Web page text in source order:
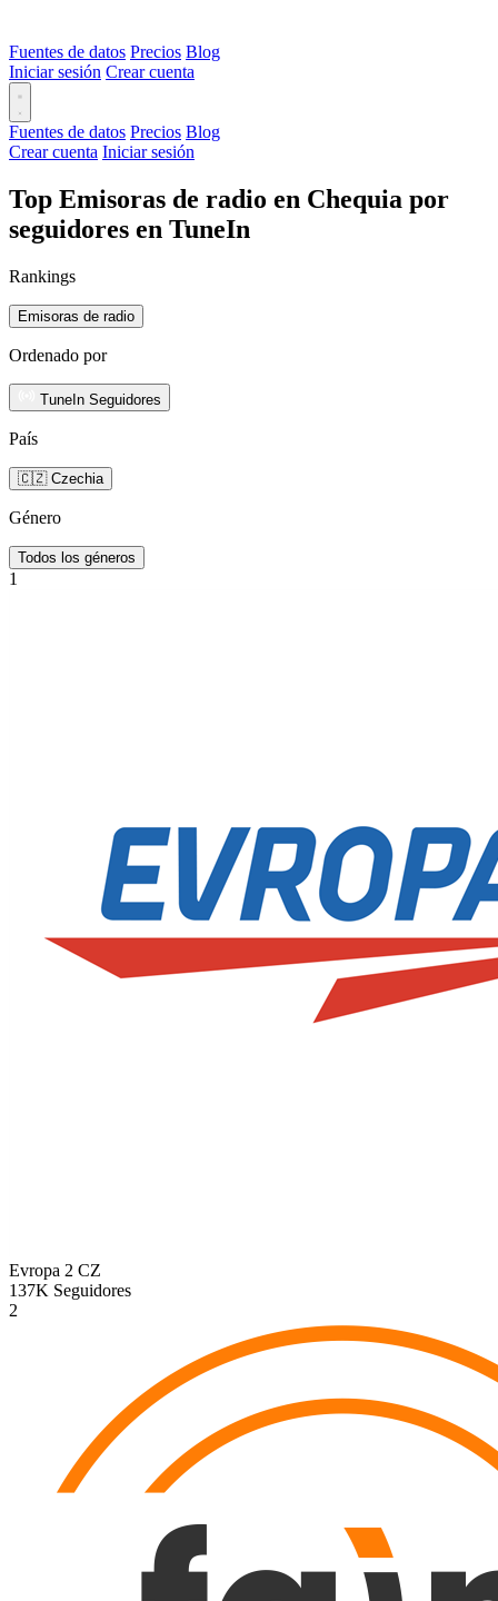
Fuentes de datos Precios Blog
Iniciar sesión Crear cuenta
Fuentes de datos Precios Blog
Crear cuenta Iniciar sesión
Top Emisoras de radio en Chequia por
seguidores en TuneIn
Rankings
Emisoras de radio
Ordenado por
TuneIn Seguidores
País
🇨🇿 Czechia
Género
Todos los géneros
1
Evropa 2 CZ
137K Seguidores
2